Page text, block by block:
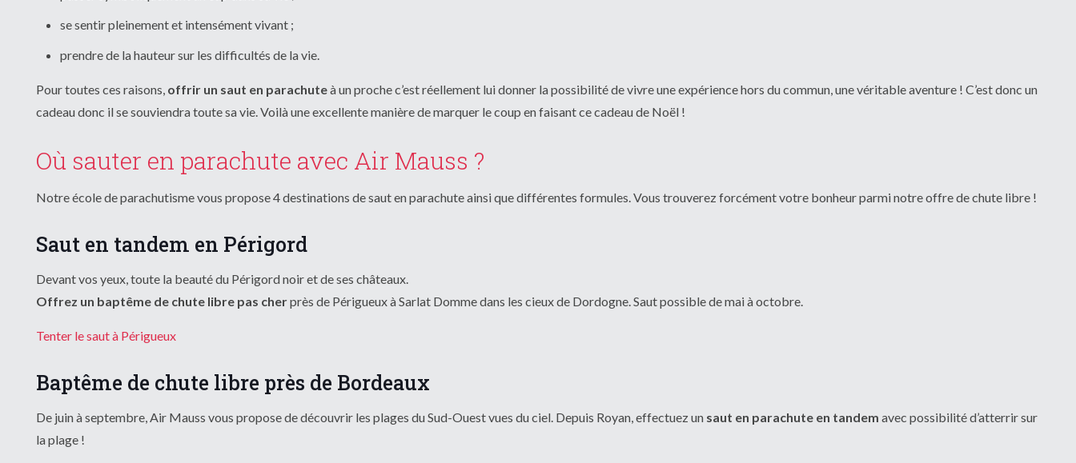
se sentir pleinement et intensément vivant ;
prendre de la hauteur sur les difficultés de la vie.
Pour toutes ces raisons, offrir un saut en parachuteà un proche c’est réellement lui donner la possibilité de vivre une expérience hors du commun, une véritable aventure ! C’est donc un
cadeau donc il se souviendra toute sa vie. Voilà une excellente manière de marquer le coup en faisant ce cadeau de Noël !
Où sauter en parachute avec Air Mauss ?
Notre école de parachutisme vous propose 4 destinations de saut en parachute ainsi que différentes formules. Vous trouverez forcément votre bonheur parmi notre offre de chute libre !
Saut en tandem en Périgord
Devant vos yeux, toute la beauté du Périgord noir et de ses châteaux.
Offrez un baptême de chute libre pas cherprès de Périgueux à Sarlat Domme dans les cieux de Dordogne. Saut possible de mai à octobre.
Tenter le saut à Périgueux
Baptême de chute libre près de Bordeaux
De juin à septembre, Air Mauss vous propose de découvrir les plages du Sud-Ouest vues du ciel. Depuis Royan, effectuez un saut en parachute en tandem avec possibilité d’atterrir sur
la plage !